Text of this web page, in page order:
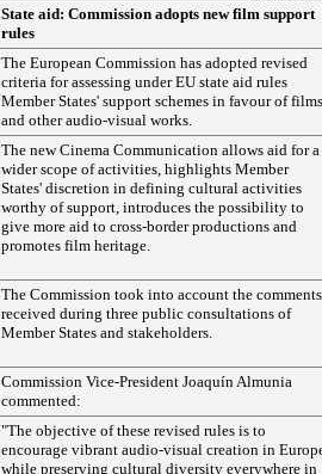
State aid: Commission adopts new film support
rules
The European Commission has adopted revised
criteria for assessing under EU state aid rules
Member States' support schemes in favour of films
and other audio-visual works.
The new Cinema Communication allows aid for a
wider scope of activities, highlights Member
States' discretion in defining cultural activities
worthy of support, introduces the possibility to
give more aid to cross-border productions and
promotes film heritage.
The Commission took into account the comments
received during three public consultations of
Member States and stakeholders.
Commission Vice-President Joaquín Almunia
commented:
"The objective of these revised rules is to
encourage vibrant audio-visual creation in
while preserving cultural diversity everywhere in